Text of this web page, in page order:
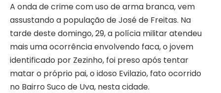
A onda de crime com uso de arma branca, vem
assustando a população de José de Freitas. Na
tarde deste domingo, 29, a polícia militar atendeu
mais uma ocorrência envolvendo faca, o jovem
identificado por Zezinho, foi preso após tentar
matar o próprio pai, o idoso Evilazio, fato ocorrido
no Bairro Suco de Uva, nesta cidade.